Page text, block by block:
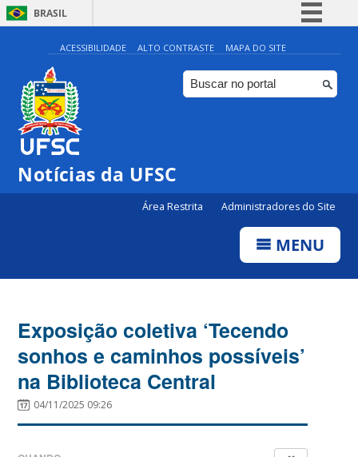
BRASIL
Simplifique!
Comunica BR
Participe
ACESSIBILIDADE ALTO CONTRASTE MAPA DO SITE
Notícias da UFSC
Área Restrita Administradores do Site
MENU
Exposição coletiva ‘Tecendo
sonhos e caminhos possíveis’
na Biblioteca Central
04/11/2025 09:26